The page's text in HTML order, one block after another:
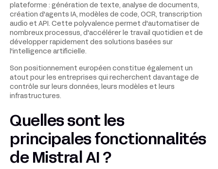
plateforme : génération de texte, analyse de documents,
création d'agents IA, modèles de code, OCR, transcription
audio et API. Cette polyvalence permet d'automatiser de
nombreux processus, d'accélérer le travail quotidien et de
développer rapidement des solutions basées sur
l'intelligence artificielle.
Son positionnement européen constitue également un
atout pour les entreprises qui recherchent davantage de
contrôle sur leurs données, leurs modèles et leurs
infrastructures.
Quelles sont les
principales fonctionnalités
de Mistral AI ?